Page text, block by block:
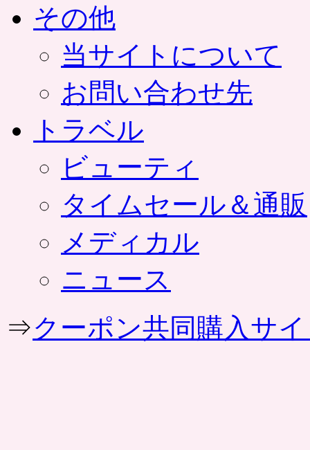
その他
当サイトについて
お問い合わせ先
トラベル
ビューティ
タイムセール＆通販
メディカル
ニュース
⇒クーポン共同購入サ